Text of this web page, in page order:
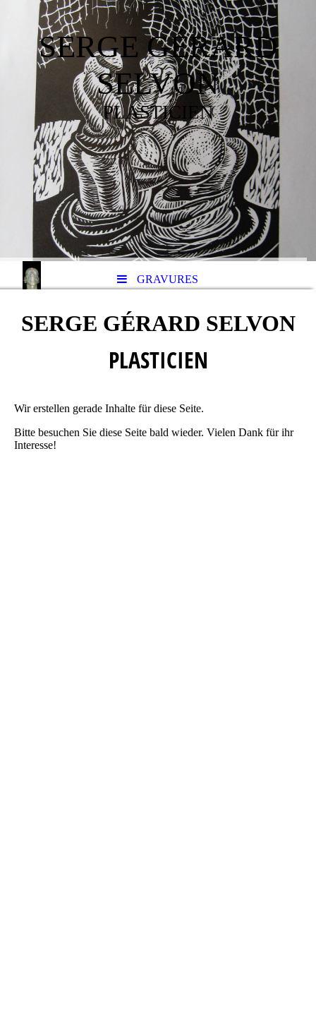
SERGE GÉRARD
SELVON
PLASTICIEN
GRAVURES
SERGE GÉRARD SELVON
PLASTICIEN
Wir erstellen gerade Inhalte für diese Seite.
Bitte besuchen Sie diese Seite bald wieder. Vielen Dank für ihr
Interesse!